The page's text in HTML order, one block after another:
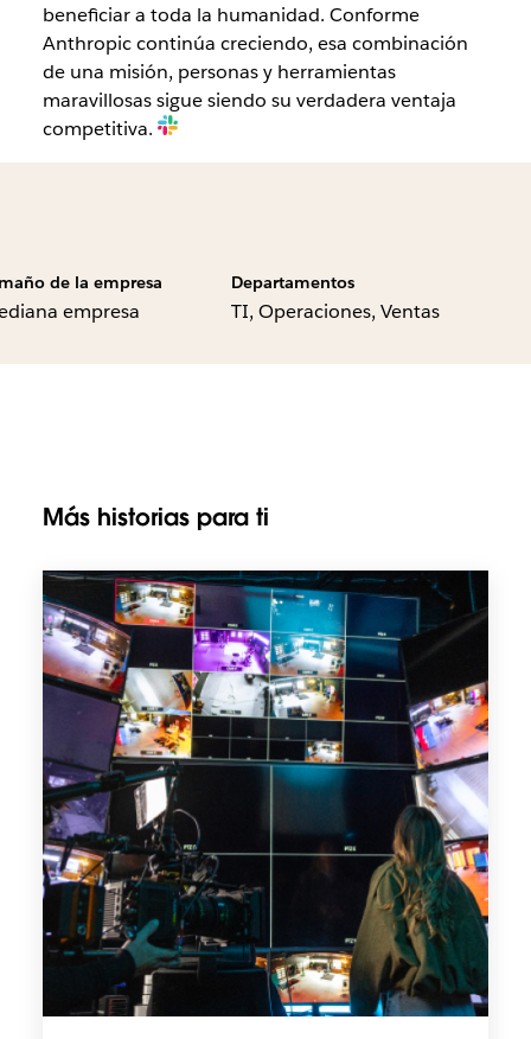
beneficiar a toda la humanidad. Conforme
Anthropic continúa creciendo, esa combinación
de una misión, personas y herramientas
maravillosas sigue siendo su verdadera ventaja
competitiva.
de la empresa
empresa
Departamentos
TI, Operaciones, Ventas
Más historias para ti